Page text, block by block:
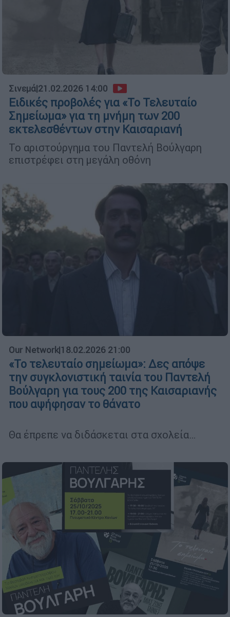
Σινεμά|21.02.2026 14:00
Ειδικές προβολές για «Το Τελευταίο
Σημείωμα» για τη μνήμη των 200
εκτελεσθέντων στην Καισαριανή
Το αριστούργημα του Παντελή Βούλγαρη
επιστρέφει στη μεγάλη οθόνη
Our Network|18.02.2026 21:00
«Το τελευταίο σημείωμα»: Δες απόψε
την συγκλονιστική ταινία του Παντελή
Βούλγαρη για τους 200 της Καισαριανής
που αψήφησαν το θάνατο
Θα έπρεπε να διδάσκεται στα σχολεία…